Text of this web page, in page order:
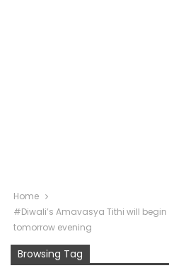
Home
#Diwali’s Amavasya Tithi will
tomorrow evening
Browsing Tag